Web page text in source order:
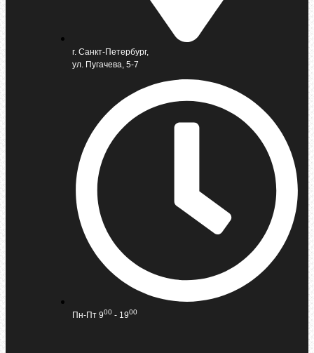
г. Санкт-Петербург,
ул. Пугачева, 5-7
Пн-Пт 900 - 1900